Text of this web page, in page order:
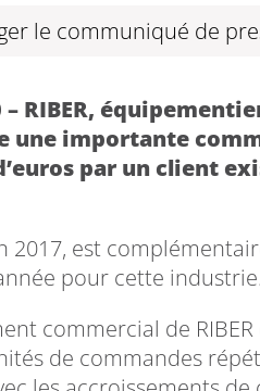
le communiqué de
– RIBER,
importante
par un client
2017, est
pour cette industrie.
commercial de
de commandes